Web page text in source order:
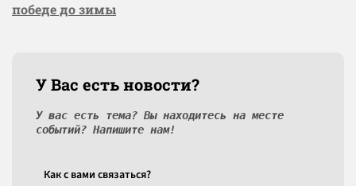
победе до зимы
У Вас есть новости?
У вас есть тема? Вы находитесь на месте
событий? Напишите нам!
Как c вами связаться?